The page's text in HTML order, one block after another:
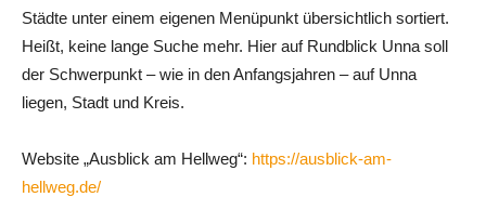
Städte unter einem eigenen Menüpunkt übersichtlich sortiert.
Heißt, keine lange Suche mehr. Hier auf Rundblick Unna soll
der Schwerpunkt – wie in den Anfangsjahren – auf Unna
liegen, Stadt und Kreis.
Website „Ausblick am Hellweg“: https://ausblick-am-
hellweg.de/